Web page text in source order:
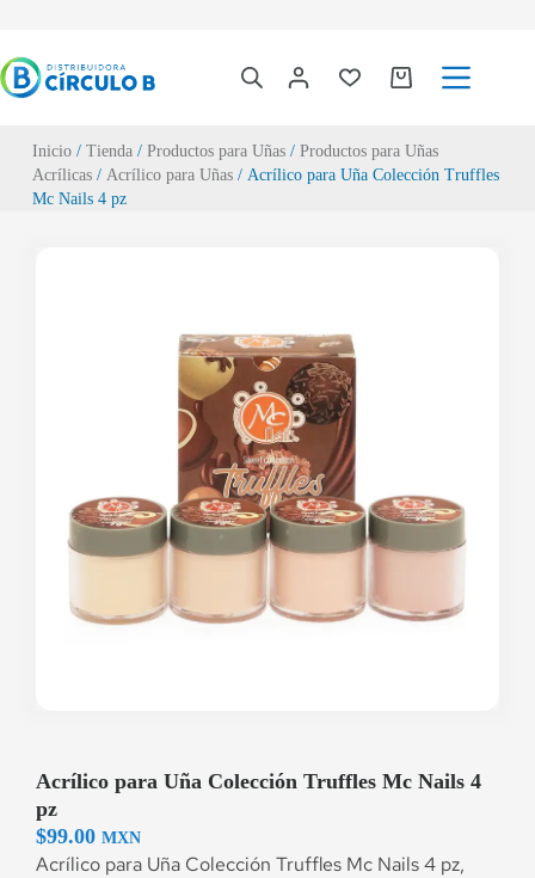
Inicio/ Tienda/ Productos para Uñas/ Productos para Uñas
Acrílicas/ Acrílico para Uñas/ Acrílico para Uña Colección Truffles
Mc Nails 4 pz
Acrílico para Uña Colección Truffles Mc Nails 4
pz
$99.00 MXN
Acrílico para Uña Colección Truffles Mc Nails 4 pz,